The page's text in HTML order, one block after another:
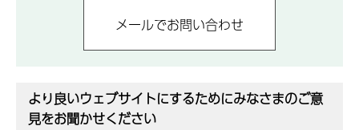
より良いウェブサイトにするためにみなさまのご意
見をお聞かせください